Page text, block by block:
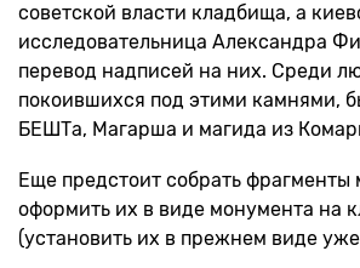
советской власти кладбища, а
исследовательница Александра
перевод надписей на них. Среди
покоившихся под этими камнями,
БЕШТа, Магарша и магида из
Еще предстоит собрать фрагменты
оформить их в виде монумента на
(установить их в прежнем виде